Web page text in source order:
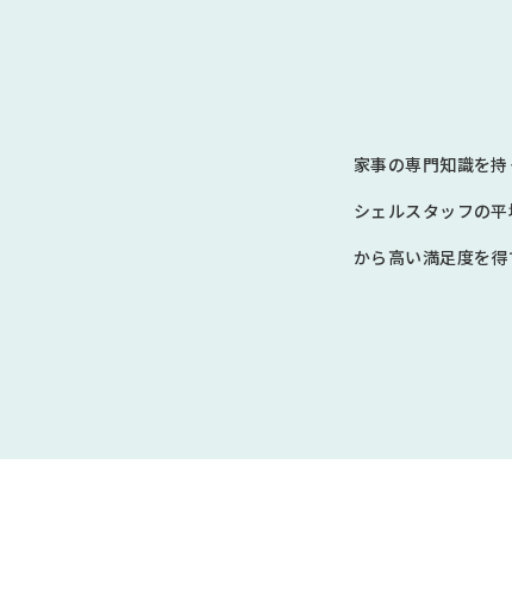
家事の専門知識を
シェルスタッフの
から高い満足度を得